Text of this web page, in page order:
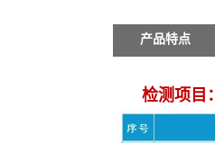
产品特点
检测项目：